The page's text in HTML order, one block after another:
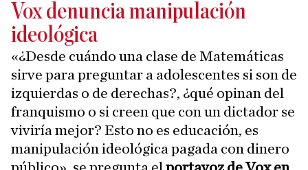
Vox denuncia manipulación
ideológica
«¿Desde cuándo una clase de Matemáticas
sirve para preguntar a adolescentes si son de
izquierdas o de derechas?, ¿qué opinan del
franquismo o si creen que con un dictador se
viviría mejor? Esto no es educación, es
manipulación ideológica pagada con dinero